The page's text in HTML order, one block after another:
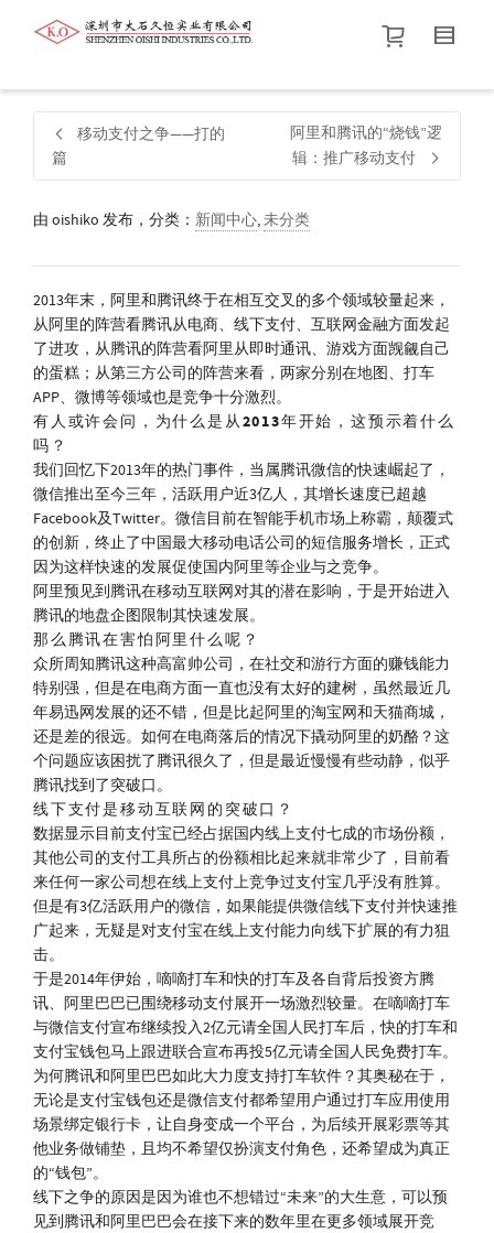
帮我查找新的衬衫尺码
价格介于
默认品牌.
移动支付之争——打的
篇
阿里和腾讯的“烧钱”逻
辑：推广移动支付
由 oishiko 发布，分类： 新闻中心,未分类
2013年末，阿里和腾讯终于在相互交叉的多个领域较量起来，
从阿里的阵营看腾讯从电商、线下支付、互联网金融方面发起
了进攻，从腾讯的阵营看阿里从即时通讯、游戏方面觊觎自己
的蛋糕；从第三方公司的阵营来看，两家分别在地图、打车
APP、微博等领域也是竞争十分激烈。
有人或许会问，为什么是从2013年开始，这预示着什么
吗？
我们回忆下2013年的热门事件，当属腾讯微信的快速崛起了，
微信推出至今三年，活跃用户近3亿人，其增长速度已超越
Facebook及Twitter。微信目前在智能手机市场上称霸，颠覆式
的创新，终止了中国最大移动电话公司的短信服务增长，正式
因为这样快速的发展促使国内阿里等企业与之竞争。
阿里预见到腾讯在移动互联网对其的潜在影响，于是开始进入
腾讯的地盘企图限制其快速发展。
那么腾讯在害怕阿里什么呢？
众所周知腾讯这种高富帅公司，在社交和游行方面的赚钱能力
特别强，但是在电商方面一直也没有太好的建树，虽然最近几
年易迅网发展的还不错，但是比起阿里的淘宝网和天猫商城，
还是差的很远。如何在电商落后的情况下撬动阿里的奶酪？这
个问题应该困扰了腾讯很久了，但是最近慢慢有些动静，似乎
腾讯找到了突破口。
线下支付是移动互联网的突破口？
数据显示目前支付宝已经占据国内线上支付七成的市场份额，
其他公司的支付工具所占的份额相比起来就非常少了，目前看
来任何一家公司想在线上支付上竞争过支付宝几乎没有胜算。
但是有3亿活跃用户的微信，如果能提供微信线下支付并快速推
广起来，无疑是对支付宝在线上支付能力向线下扩展的有力狙
击。
于是2014年伊始，嘀嘀打车和快的打车及各自背后投资方腾
讯、阿里巴巴已围绕移动支付展开一场激烈较量。在嘀嘀打车
与微信支付宣布继续投入2亿元请全国人民打车后，快的打车和
支付宝钱包马上跟进联合宣布再投5亿元请全国人民免费打车。
为何腾讯和阿里巴巴如此大力度支持打车软件？其奥秘在于，
无论是支付宝钱包还是微信支付都希望用户通过打车应用使用
场景绑定银行卡，让自身变成一个平台，为后续开展彩票等其
他业务做铺垫，且均不希望仅扮演支付角色，还希望成为真正
的“钱包”。
线下之争的原因是因为谁也不想错过“未来”的大生意，可以预
见到腾讯和阿里巴巴会在接下来的数年里在更多领域展开竞